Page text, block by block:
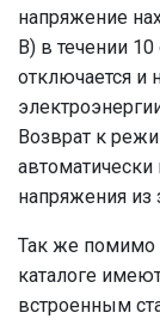
напряжение
В) в течении
отключается и
Возврат к
напряжения из
Так же помимо
каталоге
встроенным